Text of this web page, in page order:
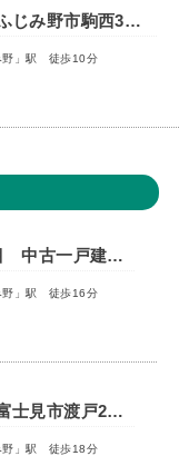
トラストステージふじみ野市駒西3丁目4期 全3区画◇販売予告◇
野」駅 徒歩10分
富士見市渡戸3丁目 中古一戸建住宅
野」駅 徒歩16分
トラストステージ富士見市渡戸2丁目4期 全2区画
野」駅 徒歩18分